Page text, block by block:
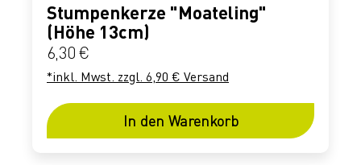
Stumpenkerze "Moateling"
(Höhe 13cm)
Regulärer Preis:
6,30 €
*inkl. Mwst. zzgl. 6,90 € Versand
In den Warenkorb